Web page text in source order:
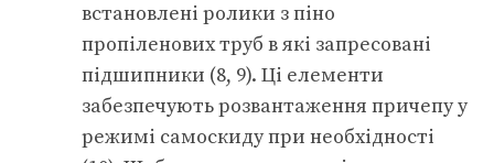
встановлені ролики з піно
пропіленових труб в які запресовані
підшипники (8, 9). Ці елементи
забезпечують розвантаження причепу у
режимі самоскиду при необхідності